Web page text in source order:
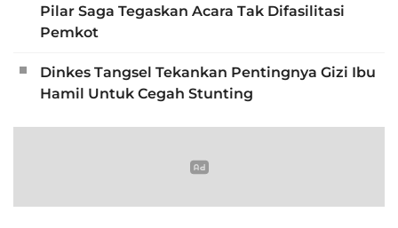
Pilar Saga Tegaskan Acara Tak Difasilitasi
Pemkot
Dinkes Tangsel Tekankan Pentingnya Gizi Ibu
Hamil Untuk Cegah Stunting